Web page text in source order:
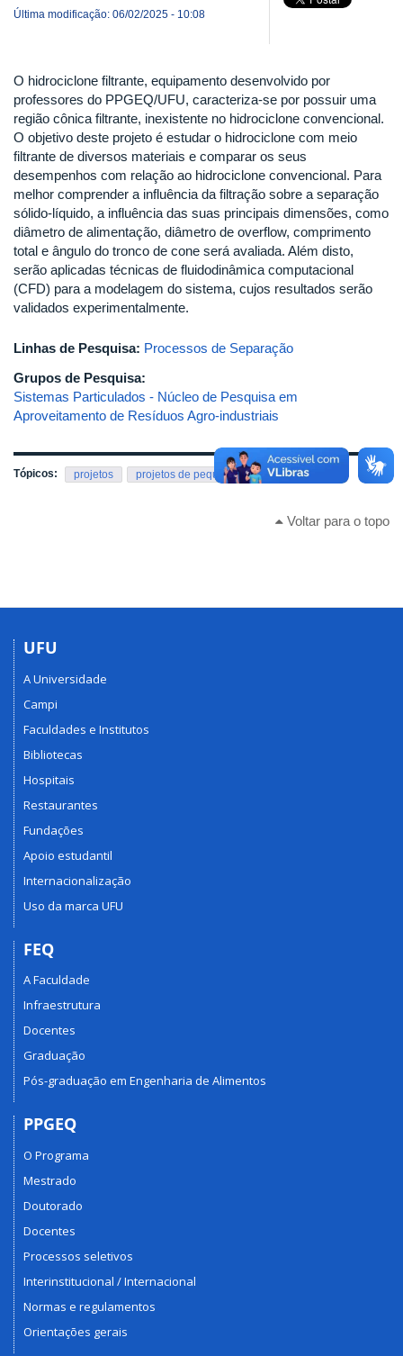
Última modificação: 06/02/2025 - 10:08
O hidrociclone filtrante, equipamento desenvolvido por
professores do PPGEQ/UFU, caracteriza-se por possuir uma
região cônica filtrante, inexistente no hidrociclone convencional.
O objetivo deste projeto é estudar o hidrociclone com meio
filtrante de diversos materiais e comparar os seus
desempenhos com relação ao hidrociclone convencional. Para
melhor comprender a influência da filtração sobre a separação
sólido-líquido, a influência das suas principais dimensões, como
diâmetro de alimentação, diâmetro de overflow, comprimento
total e ângulo do tronco de cone será avaliada. Além disto,
serão aplicadas técnicas de fluidodinâmica computacional
(CFD) para a modelagem do sistema, cujos resultados serão
validados experimentalmente.
Linhas de Pesquisa: Processos de Separação
Grupos de Pesquisa:
Sistemas Particulados - Núcleo de Pesquisa em
Aproveitamento de Resíduos Agro-industriais
Tópicos: projetos projetos de pequisa
Voltar para o topo
UFU
A Universidade
Campi
Faculdades e Institutos
Bibliotecas
Hospitais
Restaurantes
Fundações
Apoio estudantil
Internacionalização
Uso da marca UFU
FEQ
A Faculdade
Infraestrutura
Docentes
Graduação
Pós-graduação em Engenharia de Alimentos
PPGEQ
O Programa
Mestrado
Doutorado
Docentes
Processos seletivos
Interinstitucional / Internacional
Normas e regulamentos
Orientações gerais